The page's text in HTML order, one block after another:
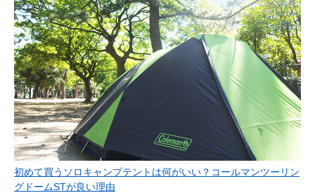
初めて買うソロキャンプテントは何がいい？コールマンツーリン
グドームSTが良い理由